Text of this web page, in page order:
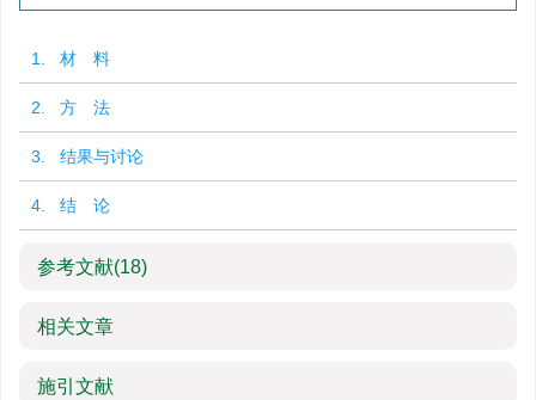
1. 材 料
2. 方 法
3. 结果与讨论
4. 结 论
参考文献(18)
相关文章
施引文献